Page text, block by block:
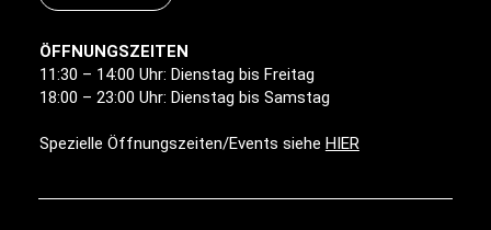
ÖFFNUNGSZEITEN
11:30 – 14:00 Uhr: Dienstag bis Freitag
18:00 – 23:00 Uhr: Dienstag bis Samstag
Spezielle Öffnungszeiten/Events siehe HIER